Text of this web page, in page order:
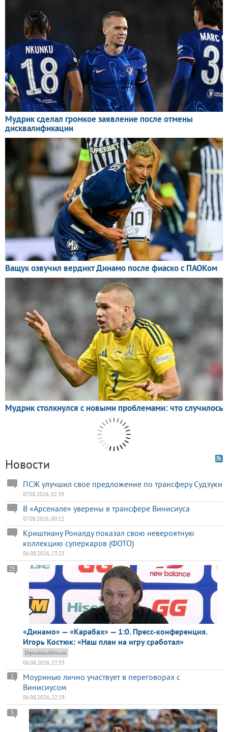
Новости
ПСЖ улучшил свое предложение по трансферу Судзуки
07.08.2026, 02:39
В «Арсенале» уверены в трансфере Винисиуса
07.08.2026, 00:12
Криштиану Роналду показал свою невероятную
коллекцию суперкаров (ФОТО)
06.08.2026, 23:25
«Динамо» — «Карабах» — 1:0. Пресс-конференция.
Игорь Костюк: «Наш план на игру сработал»
25
Dynamo.kiev.ua
06.08.2026, 22:33
Моуринью лично участвует в переговорах с
Винисиусом
1
06.08.2026, 22:29
3